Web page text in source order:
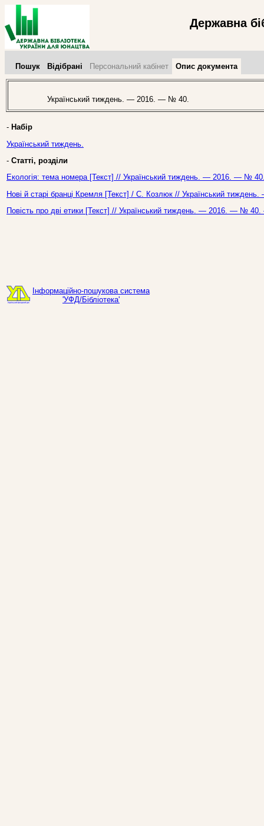
Державна
Пошук Відібрані Персональний кабінет Опис документа
Український тиждень. — 2016. — № 40.
- Набір
Український тиждень.
- Статті, розділи
Екологія: тема номера [Текст] // Український тиждень. — 2016. — №
Нові й старі бранці Кремля [Текст] / С. Козлюк // Український
Повість про дві етики [Текст] // Український тиждень. — 2016. — №
Інформаційно-пошукова система
'УФД/Бібліотека'